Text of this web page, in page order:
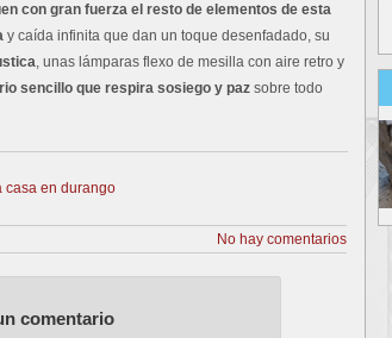
con gran fuerza el resto de elementos de esta
y caída infinita que dan un toque desenfadado, su
, unas lámparas flexo de mesilla con aire retro y
sencillo que respira sosiego y paz sobre todo
casa en durango
No hay comentarios
comentario